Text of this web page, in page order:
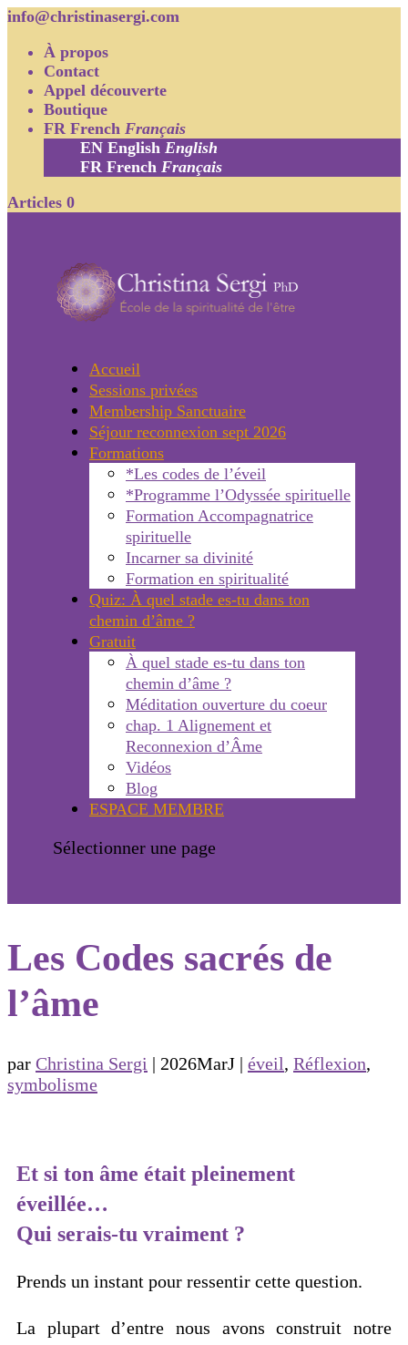
info@christinasergi.com
À propos
Contact
Appel découverte
Boutique
FR French Français
EN English English
FR French Français
Articles 0
Accueil
Sessions privées
Membership Sanctuaire
Séjour reconnexion sept 2026
Formations
*Les codes de l’éveil
*Programme l’Odyssée spirituelle
Formation Accompagnatrice
spirituelle
Incarner sa divinité
Formation en spiritualité
Quiz: À quel stade es-tu dans ton
chemin d’âme ?
Gratuit
À quel stade es-tu dans ton
chemin d’âme ?
Méditation ouverture du coeur
chap. 1 Alignement et
Reconnexion d’Âme
Vidéos
Blog
ESPACE MEMBRE
Sélectionner une page
Les Codes sacrés de
l’âme
par Christina Sergi | 2026MarJ | éveil, Réflexion,
symbolisme
Et si ton âme était pleinement
éveillée…
Qui serais-tu vraiment ?
Prends un instant pour ressentir cette question.
La plupart d’entre nous avons construit notre